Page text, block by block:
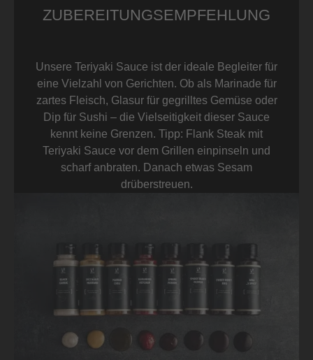
ZUBEREITUNGSEMPFEHLUNG
Unsere Teriyaki Sauce ist der ideale Begleiter für
eine Vielzahl von Gerichten. Ob als Marinade für
zartes Fleisch, Glasur für gegrilltes Gemüse oder
Dip für Sushi – die Vielseitigkeit dieser Sauce
kennt keine Grenzen. Tipp: Flank Steak mit
Teriyaki Sauce vor dem Grillen einpinseln und
scharf anbraten. Danach etwas Sesam
drüberstreuen.